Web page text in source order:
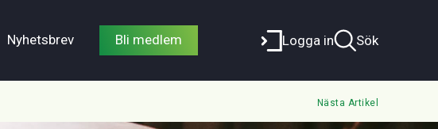
Nyhetsbrev Bli medlem Logga in Sök
Nästa Artikel